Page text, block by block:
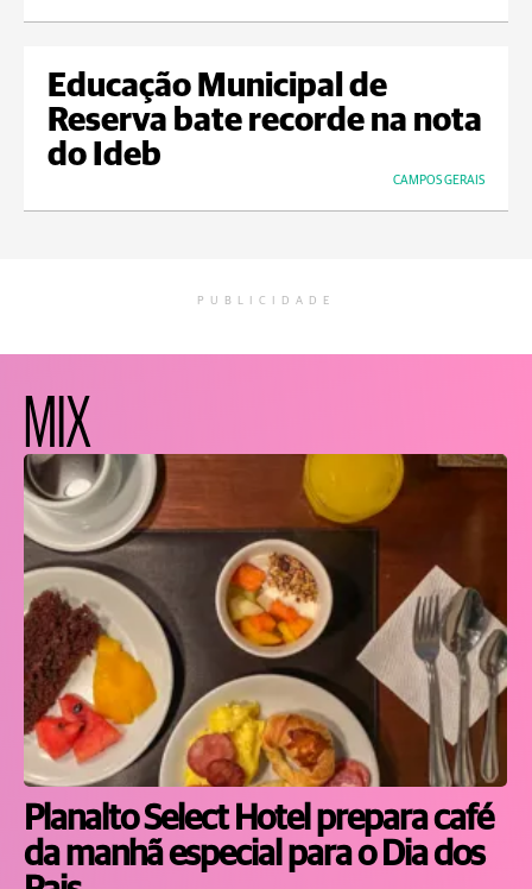
Educação Municipal de
Reserva bate recorde na nota
do Ideb
CAMPOS GERAIS
PUBLICIDADE
MIX
Planalto Select Hotel prepara café
da manhã especial para o Dia dos